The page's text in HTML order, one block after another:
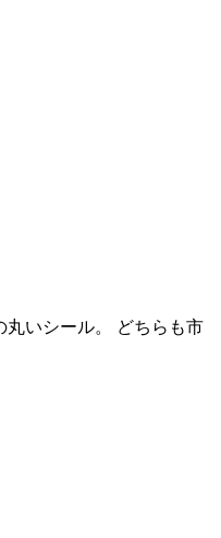
丸いシール。 どちらも市